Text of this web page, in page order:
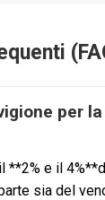
per
**2% e il
sia del